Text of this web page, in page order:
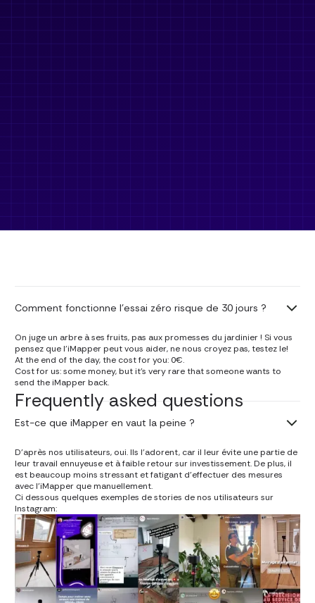
Frequently asked questions
Comment fonctionne l'essai zéro risque de 30 jours ?
On juge un arbre à ses fruits, pas aux promesses du jardinier ! Si vous
pensez que l'iMapper peut vous aider, ne nous croyez pas, testez le!
At the end of the day, the cost for you: 0€.
Cost for us: some money, but it's very rare that someone wants to
send the iMapper back.
Est-ce que iMapper en vaut la peine ?
D'après nos utilisateurs, oui. Ils l'adorent, car il leur évite une partie de
leur travail ennuyeuse et à faible retour sur investissement. De plus, il
est beaucoup moins stressant et fatigant d'effectuer des mesures
avec l'iMapper que manuellement.
Ci dessous quelques exemples de stories de nos utilisateurs sur
Instagram: